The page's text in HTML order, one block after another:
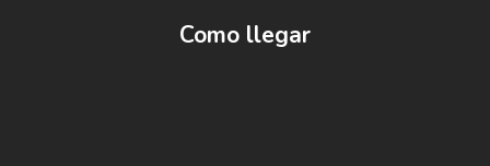
Como llegar